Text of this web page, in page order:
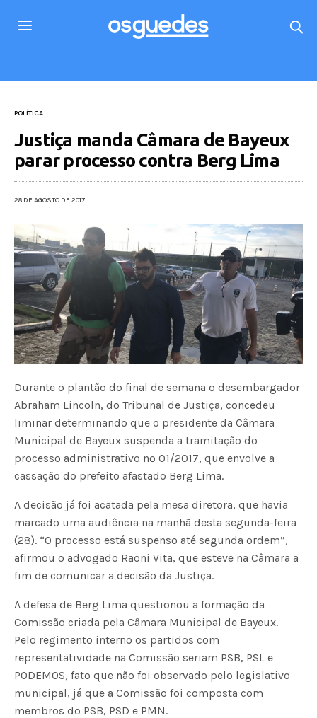
POLÍTICA
Justiça manda Câmara de Bayeux
parar processo contra Berg Lima
28 DE AGOSTO DE 2017
Durante o plantão do final de semana o desembargador
Abraham Lincoln, do Tribunal de Justiça, concedeu
liminar determinando que o presidente da Câmara
Municipal de Bayeux suspenda a tramitação do
processo administrativo nº 01/2017, que envolve a
cassação do prefeito afastado Berg Lima.
A decisão já foi acatada pela mesa diretora, que havia
marcado uma audiência na manhã desta segunda-feira
(28). “O processo está suspenso até segunda ordem”,
afirmou o advogado Raoni Vita, que esteve na Câmara a
fim de comunicar a decisão da Justiça.
A defesa de Berg Lima questionou a formação da
Comissão criada pela Câmara Municipal de Bayeux.
Pelo regimento interno os partidos com
representatividade na Comissão seriam PSB, PSL e
PODEMOS, fato que não foi observado pelo legislativo
municipal, já que a Comissão foi composta com
membros do PSB, PSD e PMN.